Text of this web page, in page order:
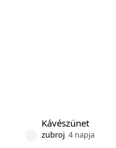
Kávészünet
zubroj 4 napja